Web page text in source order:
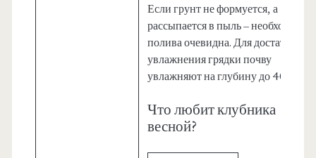
Если грунт не формуется, а
рассыпается в пыль –
полива очевидна. Для
увлажнения грядки почву
увлажняют на глубину до 40 см.
Что любит клубника
весной?